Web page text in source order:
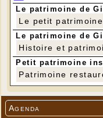
Agenda
Le patrimoine de
Le petit patrimoine
Le patrimoine de
Histoire et
Petit patrimoine
Patrimoine